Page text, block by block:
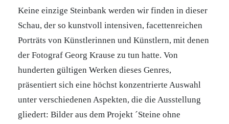
Keine einzige Steinbank werden wir finden in dieser
Schau, der so kunstvoll intensiven, facettenreichen
Porträts von Künstlerinnen und Künstlern, mit denen
der Fotograf Georg Krause zu tun hatte. Von
hunderten gültigen Werken dieses Genres,
präsentiert sich eine höchst konzentrierte Auswahl
unter verschiedenen Aspekten, die die Ausstellung
gliedert: Bilder aus dem Projekt ´Steine ohne